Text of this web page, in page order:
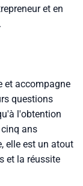
et en
et accompagne
questions
l'obtention
cinq ans
elle est un atout
et la réussite